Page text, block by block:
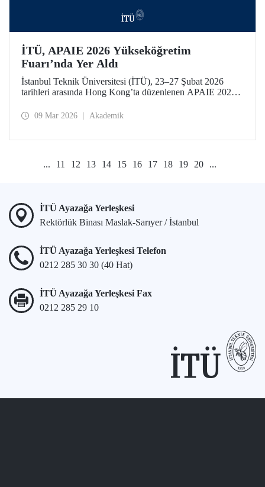
İTÜ, APAIE 2026 Yükseköğretim
Fuarı’nda Yer Aldı
İstanbul Teknik Üniversitesi (İTÜ), 23–27 Şubat 2026
tarihleri arasında Hong Kong’ta düzenlenen APAIE 2026
yükseköğretim paydaşlarıyla bir araya geldi.
09 Mar 2026 Akademik
... 11 12 13 14 15 16 17 18 19 20 ...
İTÜ Ayazağa Yerleşkesi
Rektörlük Binası Maslak-Sarıyer / İstanbul
İTÜ Ayazağa Yerleşkesi Telefon
0212 285 30 30 (40 Hat)
İTÜ Ayazağa Yerleşkesi Fax
0212 285 29 10